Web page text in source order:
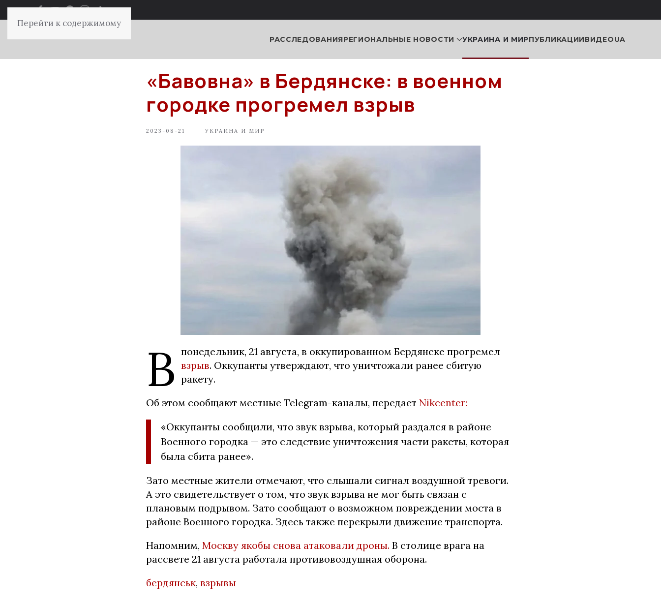
Перейти к содержимому
РАССЛЕДОВАНИЯРЕГИОНАЛЬНЫЕ НОВОСТИ УКРАИНА И МИРПУБЛИКАЦИИВИДЕОUA
«Бавовна» в Бердянске: в военном
городке прогремел взрыв
2023-08-21 УКРАИНА И МИР
В понедельник, 21 августа, в оккупированном Бердянске прогремел
взрыв. Оккупанты утверждают, что уничтожали ранее сбитую
ракету.
Об этом сообщают местные Telegram-каналы, передает Nikcenter:
«Оккупанты сообщили, что звук взрыва, который раздался в районе
Военного городка — это следствие уничтожения части ракеты, которая
была сбита ранее».
Зато местные жители отмечают, что слышали сигнал воздушной тревоги.
А это свидетельствует о том, что звук взрыва не мог быть связан с
плановым подрывом. Зато сообщают о возможном повреждении моста в
районе Военного городка. Здесь также перекрыли движение транспорта.
Напомним, Москву якобы снова атаковали дроны. В столице врага на
рассвете 21 августа работала противовоздушная оборона.
бердянськ, взрывы